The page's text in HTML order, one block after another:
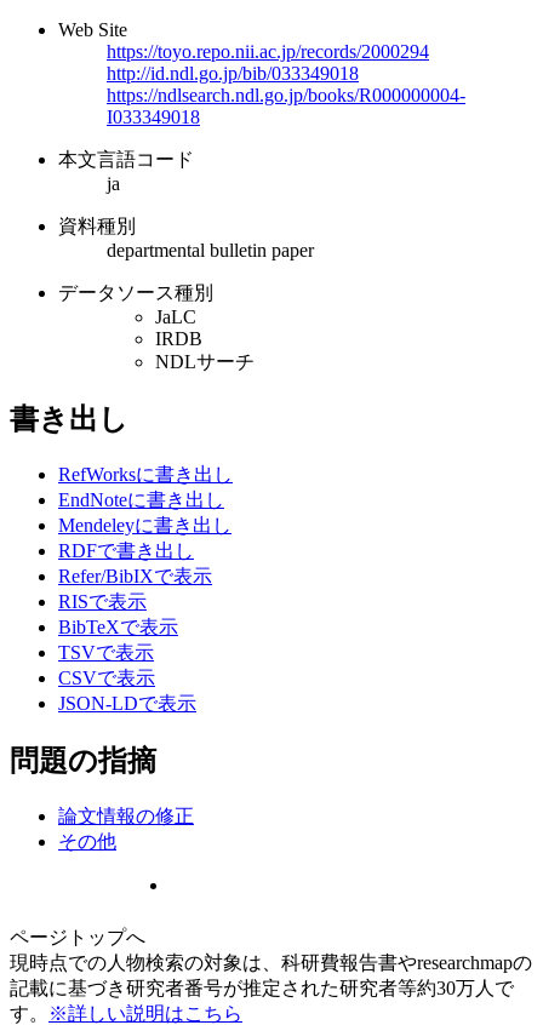
Web Site
https://toyo.repo.nii.ac.jp/records/2000294
http://id.ndl.go.jp/bib/033349018
https://ndlsearch.ndl.go.jp/books/R000000004-
I033349018
本文言語コード
ja
資料種別
departmental bulletin paper
データソース種別
JaLC
IRDB
NDLサーチ
書き出し
RefWorksに書き出し
EndNoteに書き出し
Mendeleyに書き出し
RDFで書き出し
Refer/BibIXで表示
RISで表示
BibTeXで表示
TSVで表示
CSVで表示
JSON-LDで表示
問題の指摘
論文情報の修正
その他
ページトップへ
現時点での人物検索の対象は、科研費報告書やresearchmapの
記載に基づき研究者番号が推定された研究者等約30万人で
す。
※詳しい説明はこちら